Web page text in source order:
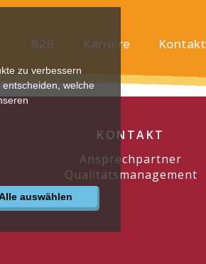
B2B Karriere Kontakt
KONTAKT
Ansprechpartner
Qualitätsmanagement
zu verbessern
welche
auswählen